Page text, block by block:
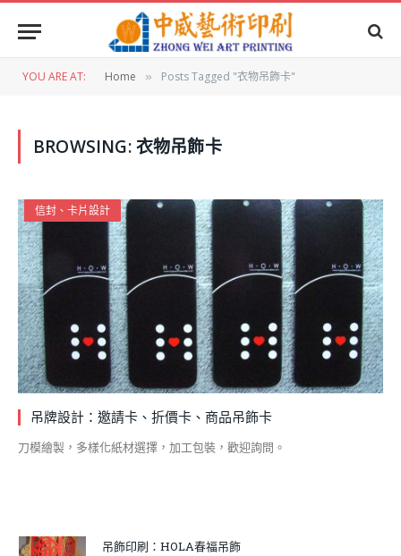
YOU ARE AT: Home » Posts Tagged "衣物吊飾卡"
BROWSING:衣物吊飾卡
信封、卡片設計
吊牌設計：邀請卡、折價卡、商品吊飾卡
刀模繪製，多樣化紙材選擇，加工包裝，歡迎詢問。
吊飾印刷：HOLA春福吊飾